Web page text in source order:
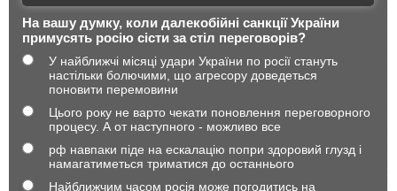
На вашу думку, коли далекобійні санкції України
примусять росію сісти за стіл переговорів?
У найближчі місяці удари України по росії стануть
настільки болючими, що агресору доведеться
поновити перемовини
Цього року не варто чекати поновлення переговорного
процесу. А от наступного - можливо все
рф навпаки піде на ескалацію попри здоровий глузд і
намагатиметься триматися до останнього
Найближчим часом росія може погодитись на